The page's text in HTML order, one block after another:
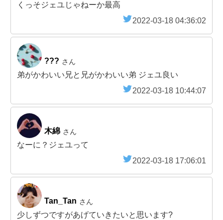
くっそジェユじゃねーか最高
2022-03-18 04:36:02
??? さん
弟がかわいい兄と兄がかわいい弟 ジェユ良い
2022-03-18 10:44:07
木綿 さん
なーに？ジェユって
2022-03-18 17:06:01
Tan_Tan さん
少しずつですがあげていきたいと思います?